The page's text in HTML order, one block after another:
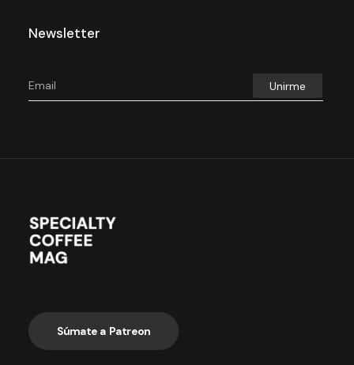
Newsletter
Súmate a Patreon